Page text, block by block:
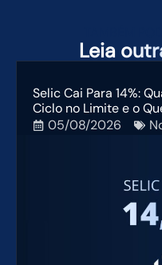
Leia
Selic Cai Para 14%:
Ciclo no Limite e o
05/08/2026